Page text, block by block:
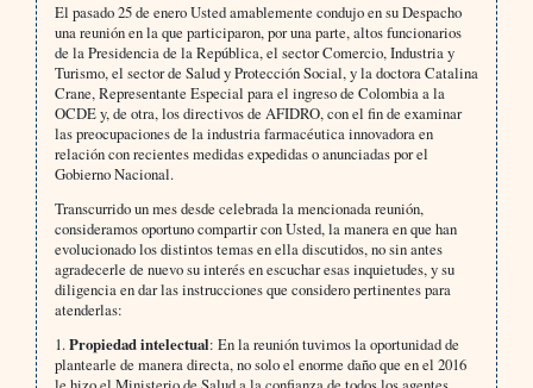
El pasado 25 de enero Usted amablemente condujo en su Despacho
una reunión en la que participaron, por una parte, altos funcionarios
de la Presidencia de la República, el sector Comercio, Industria y
Turismo, el sector de Salud y Protección Social, y la doctora Catalina
Crane, Representante Especial para el ingreso de Colombia a la
OCDE y, de otra, los directivos de AFIDRO, con el fin de examinar
las preocupaciones de la industria farmacéutica innovadora en
relación con recientes medidas expedidas o anunciadas por el
Gobierno Nacional.
Transcurrido un mes desde celebrada la mencionada reunión,
consideramos oportuno compartir con Usted, la manera en que han
evolucionado los distintos temas en ella discutidos, no sin antes
agradecerle de nuevo su interés en escuchar esas inquietudes, y su
diligencia en dar las instrucciones que considero pertinentes para
atenderlas:
1.Propiedad intelectual: En la reunión tuvimos la oportunidad de
plantearle de manera directa, no solo el enorme daño que en el 2016